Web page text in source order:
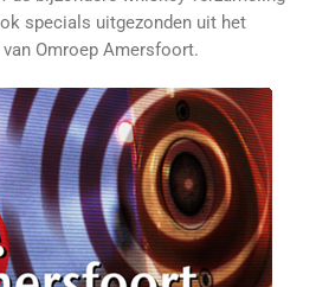
specials uitgezonden uit het
Omroep Amersfoort.